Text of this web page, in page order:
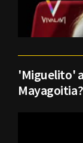
'Miguelito'
Mayagoitia?